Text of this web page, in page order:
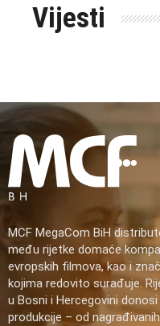
Vijesti
MCF MegaCom BiH
među rijetke domaće
evropskih filmova, kao i
kojima redovito surađuje.
u Bosni i Hercegovini
produkcije – od